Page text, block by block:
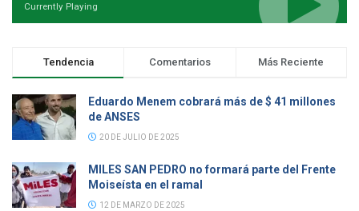
Currently Playing
Tendencia Comentarios Más Reciente
Eduardo Menem cobrará más de $ 41 millones
de ANSES
20 DE JULIO DE 2025
MILES SAN PEDRO no formará parte del Frente
Moiseísta en el ramal
12 DE MARZO DE 2025